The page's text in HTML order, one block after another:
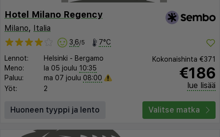
Hotel Milano Regency
Milano, Italia
3,6/5 7°C
Lennot: Helsinki - Bergamo
Meno:
la 05 joulu 10:35
Paluu:
ma 07 joulu 08:00
Yöt:
2
Kokonaishinta €371
€186
lue lisää
Huoneen tyyppi ja lento Valitse matka